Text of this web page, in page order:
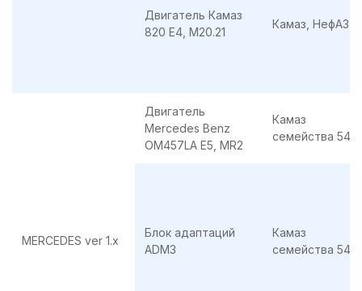
Двигатель Камаз
820 E4, M20.21
Камаз, НефАЗ
MERCEDES ver 1.x
Двигатель
Mercedes Benz
OM457LA E5, MR2
Камаз
семейства
Блок адаптаций
ADM3
Камаз
семейства